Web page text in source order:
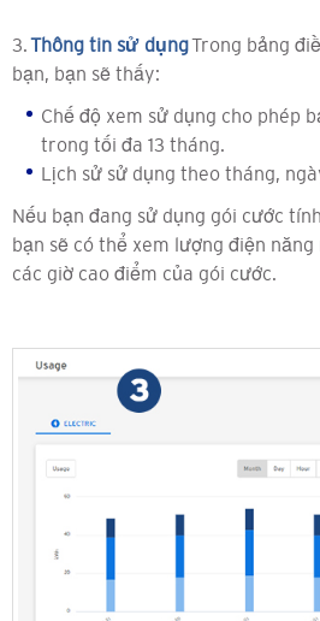
3.Thông tin sử dụngTrong bảng
bạn, bạn sẽ thấy:
Chế độ xem sử dụng cho phép
trong tối đa 13 tháng.
Lịch sử sử dụng theo tháng,
Nếu bạn đang sử dụng gói cước
bạn sẽ có thể xem lượng điện
các giờ cao điểm của gói cước.